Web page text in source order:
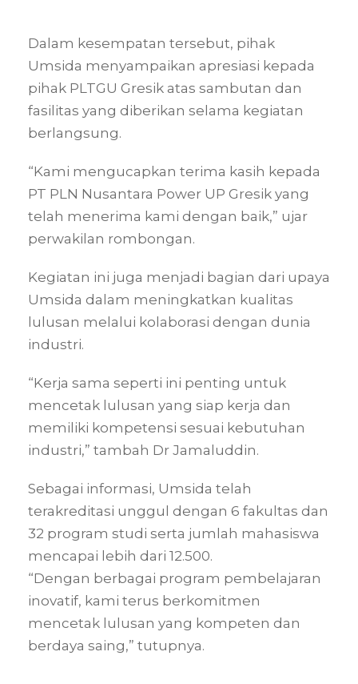
Dalam kesempatan tersebut, pihak
Umsida menyampaikan apresiasi kepada
pihak PLTGU Gresik atas sambutan dan
fasilitas yang diberikan selama kegiatan
berlangsung.
“Kami mengucapkan terima kasih kepada
PT PLN Nusantara Power UP Gresik yang
telah menerima kami dengan baik,” ujar
perwakilan rombongan.
Kegiatan ini juga menjadi bagian dari upaya
Umsida dalam meningkatkan kualitas
lulusan melalui kolaborasi dengan dunia
industri.
“Kerja sama seperti ini penting untuk
mencetak lulusan yang siap kerja dan
memiliki kompetensi sesuai kebutuhan
industri,” tambah Dr Jamaluddin.
Sebagai informasi, Umsida telah
terakreditasi unggul dengan 6 fakultas dan
32 program studi serta jumlah mahasiswa
mencapai lebih dari 12.500.
“Dengan berbagai program pembelajaran
inovatif, kami terus berkomitmen
mencetak lulusan yang kompeten dan
berdaya saing,” tutupnya.